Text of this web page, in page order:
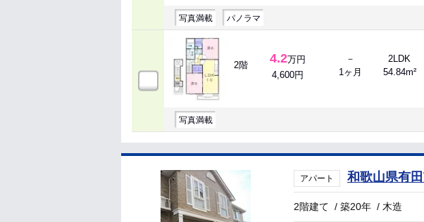
写真満載 パノラマ
2階 4.2万円
4,600円
－
1ヶ月
2LDK
54.84m²
写真満載
アパート 和歌山県有
2階建て /築20年 / 木造